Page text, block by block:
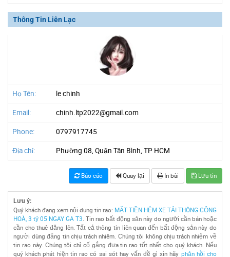
Thông Tin Liên Lạc
Họ Tên: le chinh
Email: chinh.ltp2022@gmail.com
Phone: 0797917745
Địa chỉ: Phường 08, Quận Tân Bình, TP HCM
Báo cáo Quay lại In bài Lưu tin
Lưu ý:
Quý khách đang xem nội dung tin rao: MẶT TIỀN HẺM XE TẢI THÔNG CỘNG
HOÀ, 3 tỷ 05 NGAY GA T3. Tin rao bất động sản này do người cần bán hoặc
cần cho thuê đăng lên. Tất cả thông tin liên quan đến bất động sản này do
người dùng đăng tin chịu trách nhiêm. Chúng tôi không chịu trách nhiệm về
tin rao này. Chúng tôi chỉ cố gắng đưa tin rao tốt nhất cho quý khách. Nếu
quý khách phát hiện tin rao có sai sót hay vấn đề gì xin hãy phản hồi cho